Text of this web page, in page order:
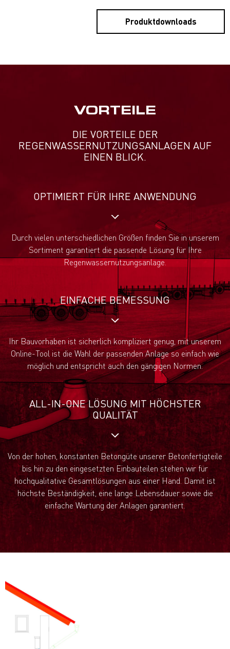
Produktdownloads
VORTEILE
DIE VORTEILE DER
REGENWASSERNUTZUNGSANLAGEN AUF
EINEN BLICK.
OPTIMIERT FÜR IHRE ANWENDUNG
Durch vielen unterschiedlichen Größen finden Sie in unserem
Sortiment garantiert die passende Lösung für Ihre
Regenwassernutzungsanlage.
EINFACHE BEMESSUNG
Ihr Bauvorhaben ist sicherlich kompliziert genug, mit unserem
Online-Tool ist die Wahl der passenden Anlage so einfach wie
möglich und entspricht auch den gängigen Normen.
ALL-IN-ONE LÖSUNG MIT HÖCHSTER
QUALITÄT
Von der hohen, konstanten Betongüte unserer Betonfertigteile
bis hin zu den eingesetzten Einbauteilen stehen wir für
hochqualitative Gesamtlösungen aus einer Hand. Damit ist
höchste Beständigkeit, eine lange Lebensdauer sowie die
einfache Wartung der Anlagen garantiert.